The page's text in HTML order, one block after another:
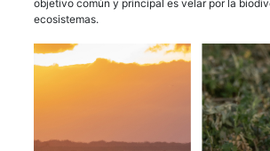
objetivo común y principal es velar por la
ecosistemas.